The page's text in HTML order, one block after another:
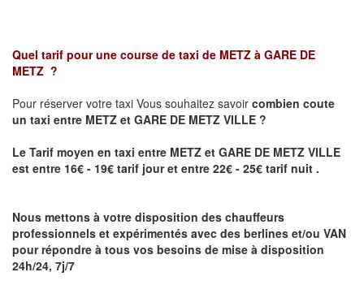
Quel tarif pour une course de taxi de METZ à GARE DE
METZ ?
Pour réserver votre taxi Vous souhaitez savoir combien coute
un taxi entre METZ et GARE DE METZ VILLE ?
Le Tarif moyen en taxi entre METZ et GARE DE METZ VILLE
est entre 16€ - 19€ tarif jour et entre 22€ - 25€ tarif nuit .
Nous mettons à votre disposition des chauffeurs
professionnels et expérimentés avec des berlines et/ou VAN
pour répondre à tous vos besoins de mise à disposition
24h/24, 7j/7